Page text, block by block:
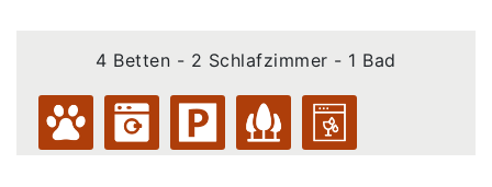
4 Betten - 2 Schlafzimmer - 1 Bad